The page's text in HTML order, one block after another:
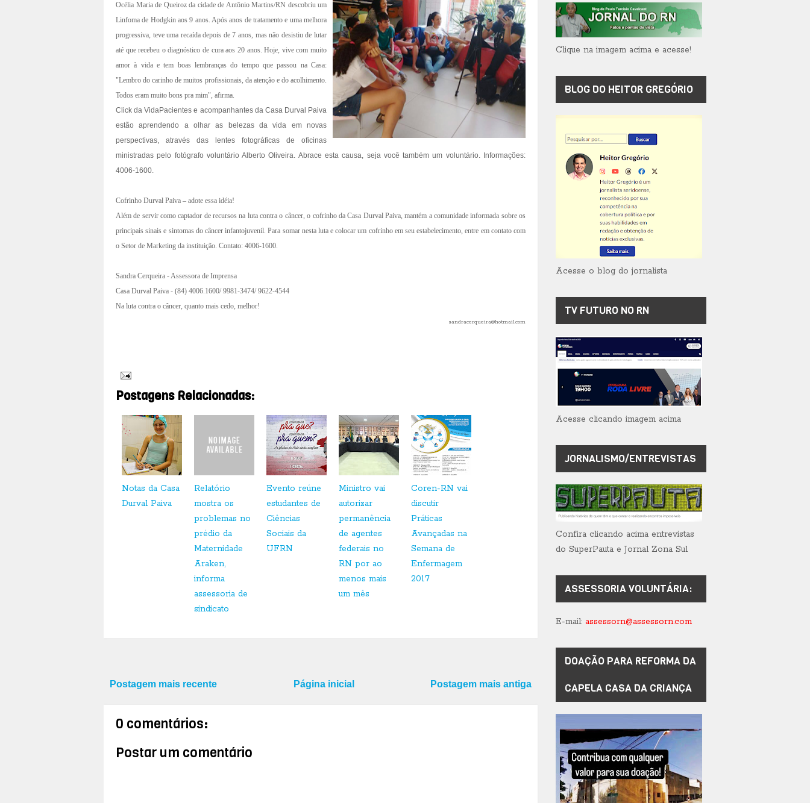
Océlia Maria de Queiroz da cidade de Antônio Martins/RN descobriu um
Linfoma de Hodgkin aos 9 anos. Após anos de tratamento e uma melhora
progressiva, teve uma recaída depois de 7 anos, mas não desistiu de lutar
até que recebeu o diagnóstico de cura aos 20 anos. Hoje, vive com muito
amor à vida e tem boas lembranças do tempo que passou na Casa:
"Lembro do carinho de muitos profissionais, da atenção e do acolhimento.
Todos eram muito bons pra mim", afirma.
Click da VidaPacientes e acompanhantes da Casa Durval Paiva
estão aprendendo a olhar as belezas da vida em novas
perspectivas, através das lentes fotográficas de oficinas
ministradas pelo fotógrafo voluntário Alberto Oliveira. Abrace esta causa, seja você também um voluntário. Informações:
4006-1600.
Cofrinho Durval Paiva – adote essa idéia!
Além de servir como captador de recursos na luta contra o câncer, o cofrinho da Casa Durval Paiva, mantém a comunidade informada sobre os
principais sinais e sintomas do câncer infantojuvenil. Para somar nesta luta e colocar um cofrinho em seu estabelecimento, entre em contato com
o Setor de Marketing da instituição. Contato: 4006-1600.
Sandra Cerqueira - Assessora de Imprensa
Casa Durval Paiva - (84) 4006.1600/ 9981-3474/ 9622-4544
Na luta contra o câncer, quanto mais cedo, melhor!
sandracerqueira@hotmail.com
Postagens Relacionadas:
Notas da Casa
Durval Paiva
Relatório
mostra os
problemas no
prédio da
Maternidade
Araken,
informa
assessoria de
sindicato
Evento reúne
estudantes de
Ciências
Sociais da
UFRN
Ministro vai
autorizar
permanência
de agentes
federais no
RN por ao
menos mais
um mês
Coren-RN vai
discutir
Práticas
Avançadas na
Semana de
Enfermagem
2017
Postagem mais recente Postagem mais antiga
Página inicial
0 comentários:
Postar um comentário
Clique na imagem acima e acesse!
BLOG DO HEITOR GREGÓRIO
Acesse o blog do jornalista
TV FUTURO NO RN
Acesse clicando imagem acima
JORNALISMO/ENTREVISTAS
Confira clicando acima entrevistas
do SuperPauta e Jornal Zona Sul
ASSESSORIA VOLUNTÁRIA:
E-mail: assessorn@assessorn.com
DOAÇÃO PARA REFORMA DA
CAPELA CASA DA CRIANÇA